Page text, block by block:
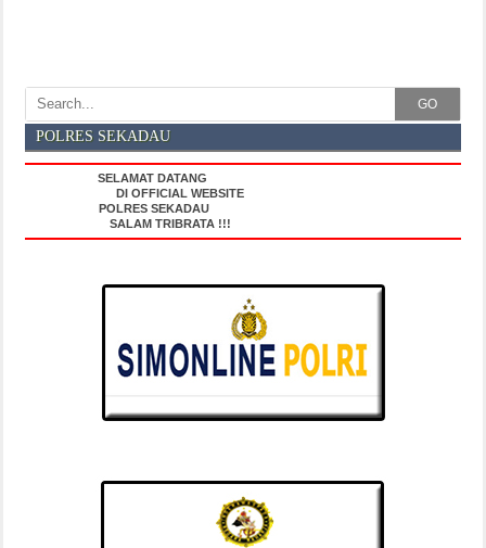
GO
POLRES SEKADAU
SELAMAT DATANG
DI OFFICIAL WEBSITE
POLRES SEKADAU
SALAM TRIBRATA !!!